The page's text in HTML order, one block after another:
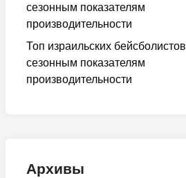
сезонным показателям
производительности
Топ израильских
сезонным показателям
производительности
Архивы